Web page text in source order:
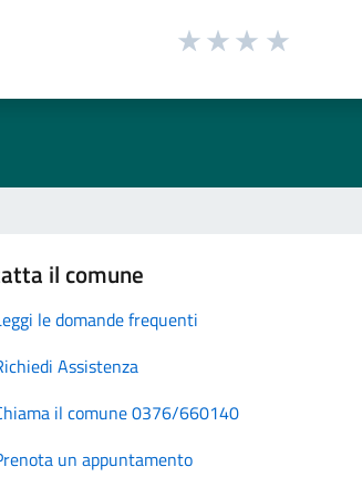
il comune
le domande frequenti
Assistenza
il comune 0376/660140
un appuntamento